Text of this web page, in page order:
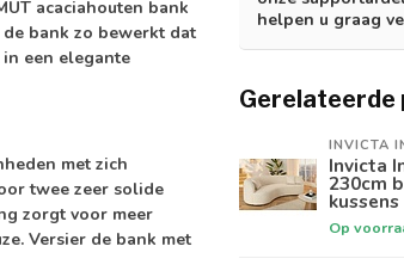
acaciahouten bank
bank zo bewerkt dat
een elegante
met zich
twee zeer solide
zorgt voor meer
Versier de bank met
helpen u graag
Gerelateerde
INVICTA
Invicta
230cm
Op